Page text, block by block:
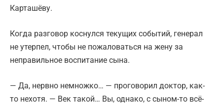
Карташёву.
Когда разговор коснулся текущих событий, генерал
не утерпел, чтобы не пожаловаться на жену за
неправильное воспитание сына.
— Да, нервно немножко… — проговорил доктор, как-
то нехотя. — Век такой… Вы, однако, с сыном-то всё-